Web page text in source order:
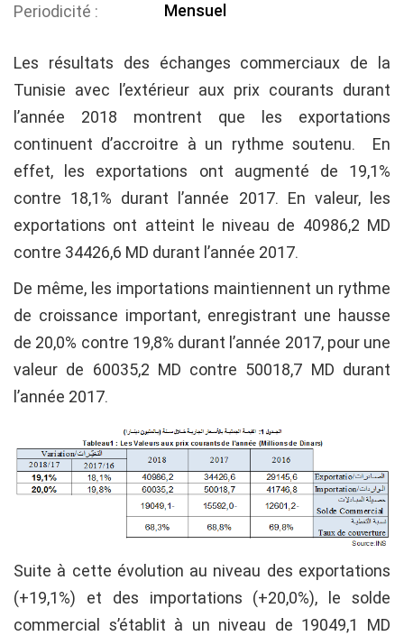
Periodicité Mensuel
Les résultats des échanges commerciaux de la
Tunisie avec l’extérieur aux prix courants durant
l’année 2018 montrent que les exportations
continuent d’accroitre à un rythme soutenu. En
effet, les exportations ont augmenté de 19,1%
contre 18,1% durant l’année 2017. En valeur, les
exportations ont atteint le niveau de 40986,2 MD
contre 34426,6 MD durant l’année 2017.
De même, les importations maintiennent un rythme
de croissance important, enregistrant une hausse
de 20,0% contre 19,8% durant l’année 2017, pour une
valeur de 60035,2 MD contre 50018,7 MD durant
l’année 2017.
Suite à cette évolution au niveau des exportations
(+19,1%) et des importations (+20,0%), le solde
commercial s’établit à un niveau de 19049,1 MD